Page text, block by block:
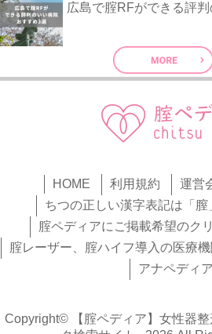
広島で腟RFができる評
HOME 利用規約 運営
ちつの正しい漢字表記は「膣
腟ペディアにご掲載希望のク
腟レーザー、腟ハイフ導入の医療
アナペディア
Copyright© 【腟ペディア】女性器